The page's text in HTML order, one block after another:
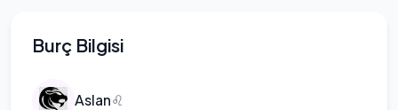
Burç Bilgisi
Aslan♌